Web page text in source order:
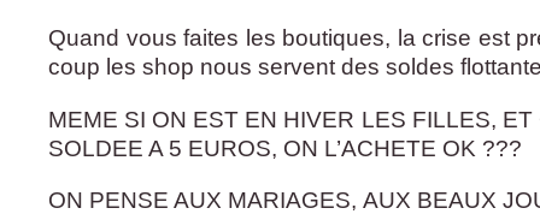
Quand vous faites les boutiques, la crise est
coup les shop nous servent des soldes
MEME SI ON EST EN HIVER LES FILLES, ET
SOLDEE A 5 EUROS, ON L’ACHETE OK ???
ON PENSE AUX MARIAGES, AUX BEAUX